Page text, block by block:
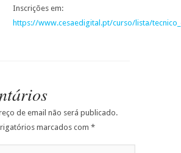
Inscrições em:
https://www.cesaedigital.pt/curso/lista/
de email não será publicado.
marcados com *